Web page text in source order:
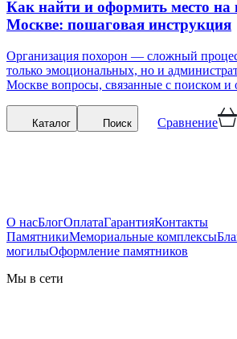
Как найти и оформить место на
Москве: пошаговая инструкция
Организация похорон — сложный
только эмоциональных, но и
Москве вопросы, связанные с поиском и
Каталог Поиск Сравнение
О насБлогОплатаГарантияКонтакты
ПамятникиМемориальные комплексы
могилыОформление памятников
Мы в сети